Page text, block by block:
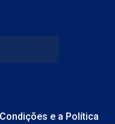
e a Política